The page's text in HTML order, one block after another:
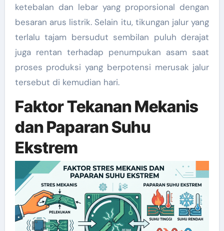
ketebalan dan lebar yang proporsional dengan
besaran arus listrik. Selain itu, tikungan jalur yang
terlalu tajam bersudut sembilan puluh derajat
juga rentan terhadap penumpukan asam saat
proses produksi yang berpotensi merusak jalur
tersebut di kemudian hari.
Faktor Tekanan Mekanis
dan Paparan Suhu
Ekstrem